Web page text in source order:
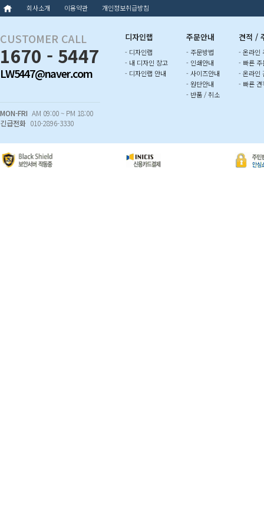
회사소개 이용약관 개인정보취급방침
CUSTOMER CALL
1670 - 5447
LW5447@naver.com
MON-FRI AM 09:00 ~ PM 18:00
긴급전화 010-2896-3330
디자인랩
- 디자인랩
- 내 디자인 창고
- 디자인랩 안내
주문안내
- 주문방법
- 인쇄안내
- 사이즈안내
- 원단안내
- 반품 / 취소
견적 /
- 온라인
- 빠른 주
- 온라인
- 빠른 견